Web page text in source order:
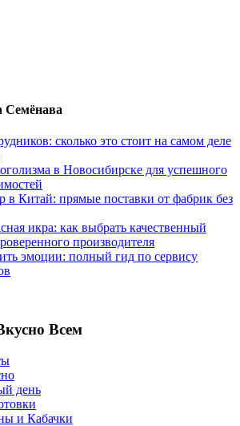
Семёнава
сколько это стоит на самом деле
в Новосибирске для успешного
в Китай: прямые поставки от фабрик без
икра: как выбрать качественный
производителя
эмоции: полный гид по сервису
Всем
день
и Кабачки